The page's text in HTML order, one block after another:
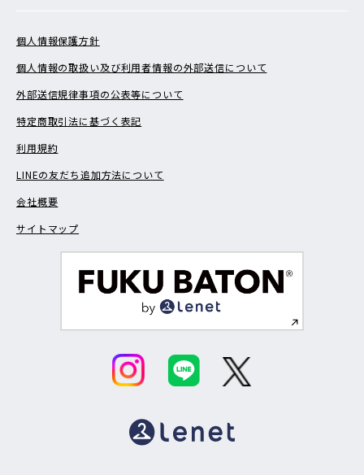
個人情報保護方針
個人情報の取扱い及び利用者情報の外部送信について
外部送信規律事項の公表等について
特定商取引法に基づく表記
利用規約
LINEの友だち追加方法について
会社概要
サイトマップ